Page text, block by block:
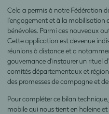
Cela a permis à notre Fédération
l’engagement et à la mobilisation
bénévoles. Parmi ces nouveaux
Cette application est devenue
réunions à distance et a
gouvernance d’instaurer un rituel
comités départementaux et
des promesses de campagne et
Pour compléter ce bilan
mobile qui nous tient en haleine